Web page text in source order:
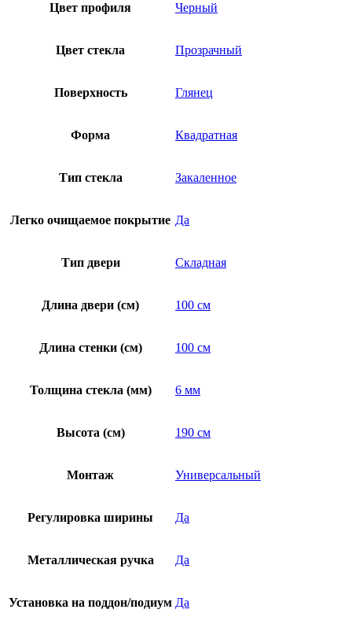
Цвет профиля Черный
Цвет стекла Прозрачный
Поверхность Глянец
Форма Квадратная
Тип стекла Закаленное
Легко очищаемое покрытие Да
Тип двери Складная
Длина двери (см) 100 см
Длина стенки (см) 100 см
Толщина стекла (мм) 6 мм
Высота (см) 190 см
Монтаж Универсальный
Регулировка ширины Да
Металлическая ручка Да
Установка на поддон/подиум Да